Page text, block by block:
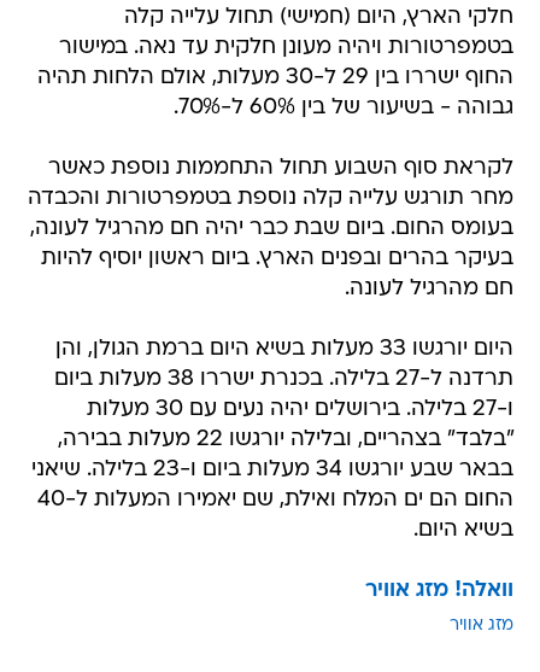
חלקי הארץ, היום (חמישי) תחול עלייה קלה
בטמפרטורות ויהיה מעונן חלקית עד נאה. במישור
החוף ישררו בין 29 ל-30 מעלות, אולם הלחות תהיה
גבוהה - בשיעור של בין 60% ל-70%.
לקראת סוף השבוע תחול התחממות נוספת כאשר
מחר תורגש עלייה קלה נוספת בטמפרטורות והכבדה
בעומס החום. ביום שבת כבר יהיה חם מהרגיל לעונה,
בעיקר בהרים ובפנים הארץ. ביום ראשון יוסיף להיות
חם מהרגיל לעונה.
היום יורגשו 33 מעלות בשיא היום ברמת הגולן, והן
תרדנה ל-27 בלילה. בכנרת ישררו 38 מעלות ביום
ו-27 בלילה. בירושלים יהיה נעים עם 30 מעלות
"בלבד" בצהריים, ובלילה יורגשו 22 מעלות בבירה,
בבאר שבע יורגשו 34 מעלות ביום ו-23 בלילה. שיאני
החום הם ים המלח ואילת, שם יאמירו המעלות ל-40
בשיא היום.
וואלה! מזג אוויר
מזג אוויר